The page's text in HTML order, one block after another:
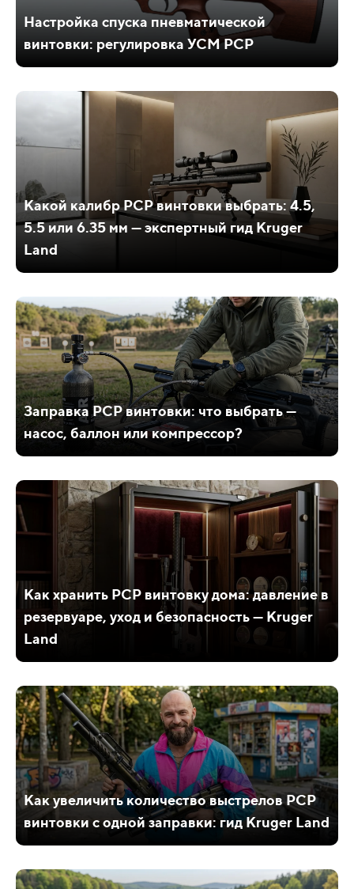
Настройка спуска пневматической
винтовки: регулировка УСМ PCP
Какой калибр PCP винтовки выбрать: 4.5,
5.5 или 6.35 мм — экспертный гид Kruger
Land
Заправка PCP винтовки: что выбрать —
насос, баллон или компрессор?
Как хранить PCP винтовку дома: давление в
резервуаре, уход и безопасность — Kruger
Land
Как увеличить количество выстрелов PCP
винтовки с одной заправки: гид Kruger Land